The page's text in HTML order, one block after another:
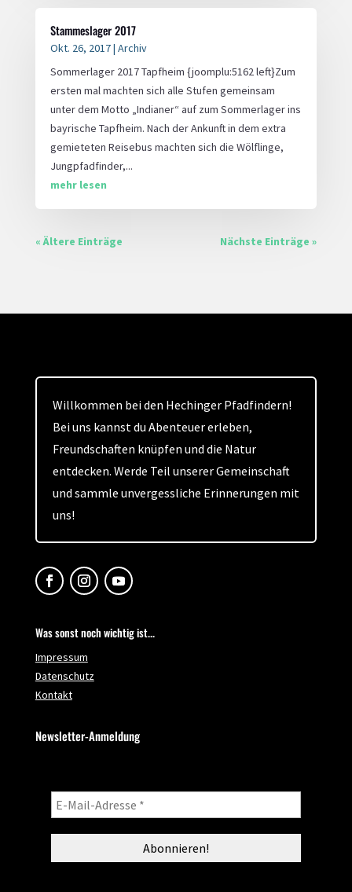
Stammeslager 2017
Okt. 26, 2017| Archiv
Sommerlager 2017 Tapfheim {joomplu:5162 left}Zum
ersten mal machten sich alle Stufen gemeinsam
unter dem Motto „Indianer“ auf zum Sommerlager ins
bayrische Tapfheim. Nach der Ankunft in dem extra
gemieteten Reisebus machten sich die Wölflinge,
Jungpfadfinder,...
mehr lesen
« Ältere Einträge Nächste Einträge »
Willkommen bei den Hechinger Pfadfindern!
Bei uns kannst du Abenteuer erleben,
Freundschaften knüpfen und die Natur
entdecken. Werde Teil unserer Gemeinschaft
und sammle unvergessliche Erinnerungen mit
uns!
Was sonst noch wichtig ist...
Impressum
Datenschutz
Kontakt
Newsletter-Anmeldung